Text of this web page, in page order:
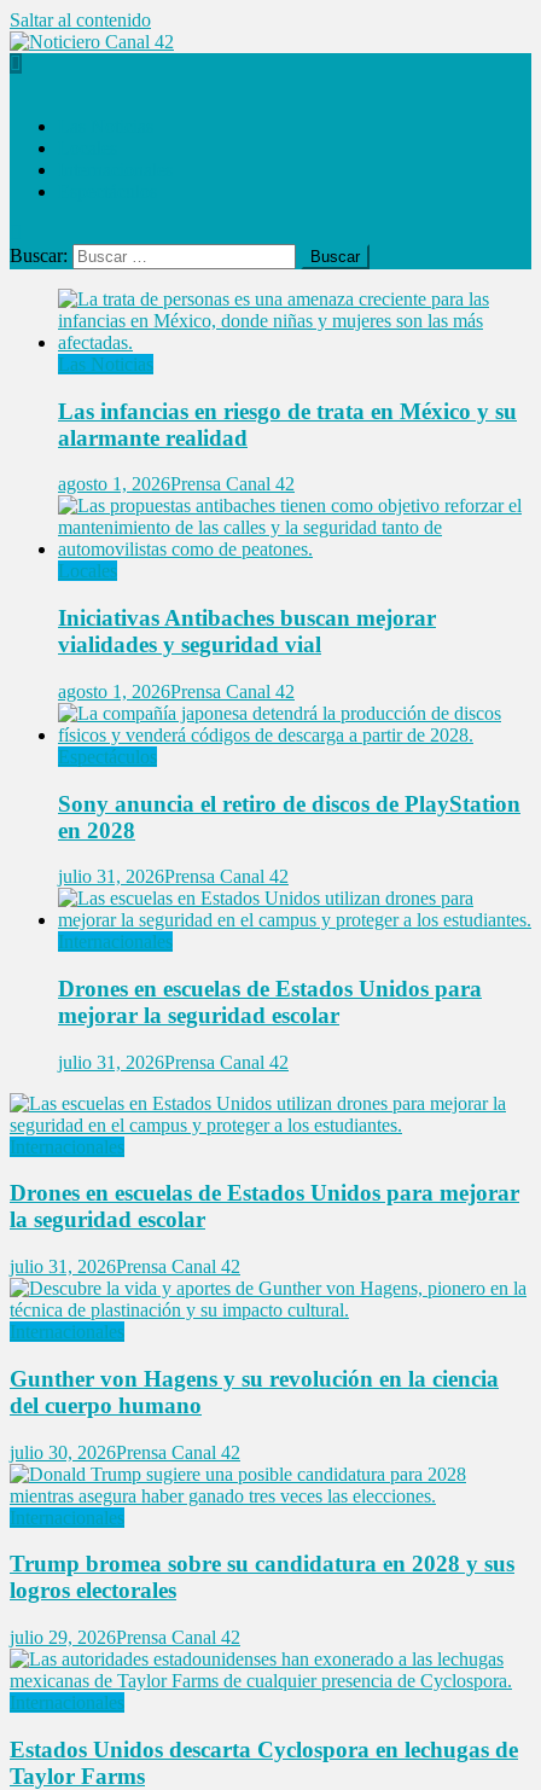
Saltar al contenido
Buscar:
Las Noticias
Las infancias en riesgo de trata en México y su
alarmante realidad
agosto 1, 2026Prensa Canal 42
Locales
Iniciativas Antibaches buscan mejorar
vialidades y seguridad vial
agosto 1, 2026Prensa Canal 42
Espectáculos
Sony anuncia el retiro de discos de PlayStation
en 2028
julio 31, 2026Prensa Canal 42
Internacionales
Drones en escuelas de Estados Unidos para
mejorar la seguridad escolar
julio 31, 2026Prensa Canal 42
Internacionales
Drones en escuelas de Estados Unidos para mejorar
la seguridad escolar
julio 31, 2026Prensa Canal 42
Internacionales
Gunther von Hagens y su revolución en la ciencia
del cuerpo humano
julio 30, 2026Prensa Canal 42
Internacionales
Trump bromea sobre su candidatura en 2028 y sus
logros electorales
julio 29, 2026Prensa Canal 42
Internacionales
Estados Unidos descarta Cyclospora en lechugas de
Taylor Farms